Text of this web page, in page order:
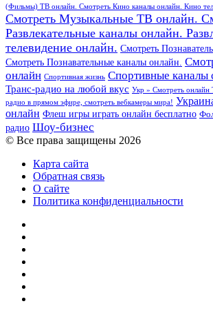
(Фильмы) ТВ онлайн. Смотреть Кино каналы онлайн. Кино
Смотреть Музыкальные ТВ онлайн.
Развлекательные каналы онлайн.
телевидение онлайн. Смотреть
Смотреть Познавательные каналы онлайн.
онлайн Спортивная жизнь Спортивные каналы
Транс-радио на любой вкус Укр » Смотреть онлайн
радио в прямом эфире, смотреть вебкамеры мира!
онлайн Флеш игры играть онлайн бесплатно
радио Шоу-бизнес
© Все права защищены 2026
Карта сайта
Обратная связь
О сайте
Политика конфиденциальности